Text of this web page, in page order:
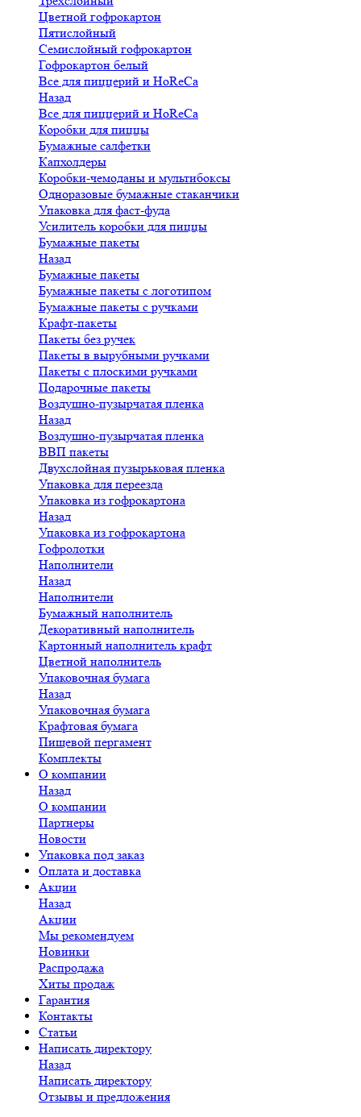
Цветной гофрокартон
Пятислойный
Семислойный гофрокартон
Гофрокартон белый
Все для пиццерий и HoReCa
Назад
Все для пиццерий и HoReCa
Коробки для пиццы
Бумажные салфетки
Капхолдеры
Коробки-чемоданы и мультибоксы
Одноразовые бумажные стаканчики
Упаковка для фаст-фуда
Усилитель коробки для пиццы
Бумажные пакеты
Назад
Бумажные пакеты
Бумажные пакеты с логотипом
Бумажные пакеты с ручками
Крафт-пакеты
Пакеты без ручек
Пакеты в вырубными ручками
Пакеты с плоскими ручками
Подарочные пакеты
Воздушно-пузырчатая пленка
Назад
Воздушно-пузырчатая пленка
ВВП пакеты
Двухслойная пузырьковая пленка
Упаковка для переезда
Упаковка из гофрокартона
Назад
Упаковка из гофрокартона
Гофролотки
Наполнители
Назад
Наполнители
Бумажный наполнитель
Декоративный наполнитель
Картонный наполнитель крафт
Цветной наполнитель
Упаковочная бумага
Назад
Упаковочная бумага
Крафтовая бумага
Пищевой пергамент
Комплекты
О компании
Назад
О компании
Партнеры
Новости
Упаковка под заказ
Оплата и доставка
Акции
Назад
Акции
Мы рекомендуем
Новинки
Распродажа
Хиты продаж
Гарантия
Контакты
Статьи
Написать директору
Назад
Написать директору
Отзывы и предложения